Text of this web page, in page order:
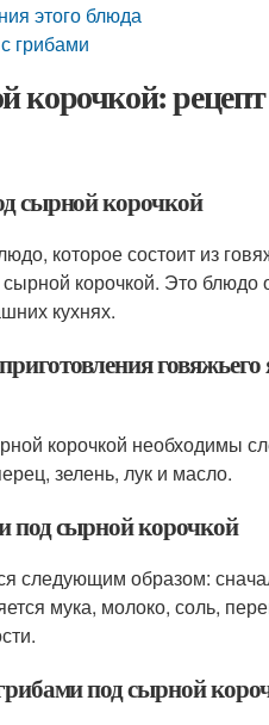
этого блюда
грибами
сырной корочкой
которое состоит из
корочкой. Это блюдо
кухнях.
корочкой необходимы
зелень, лук и масло.
под сырной корочкой
следующим образом:
мука, молоко, соль,
под сырной